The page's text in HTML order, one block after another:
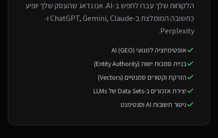
הלקוחות שלך עברו לחפש ב-AI. אנו נדאג שהעסק שלך יופיע
כתשובה המומלצת ב-ChatGPT, Gemini, Claude ו-
Perplexity.
אופטימיזציה למנועי AI (GEO)
בניית סמכות ישות (Entity Authority)
הזרקת וקטורים סמנטיים (Vectors)
יצירת אזכורים ב-Data Sets של LLMs
ניטור תשובות AI וסנטימנט